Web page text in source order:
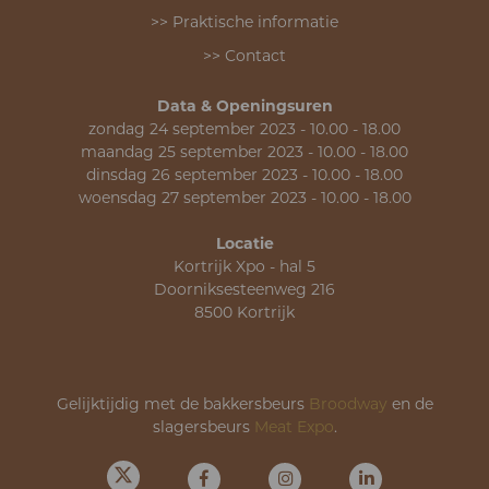
>> Praktische informatie
>> Contact
Data & Openingsuren
zondag 24 september 2023 - 10.00 - 18.00
maandag 25 september 2023 - 10.00 - 18.00
dinsdag 26 september 2023 - 10.00 - 18.00
woensdag 27 september 2023 - 10.00 - 18.00
Locatie
Kortrijk Xpo - hal 5
Doorniksesteenweg 216
8500 Kortrijk
Gelijktijdig met de bakkersbeurs Broodway en de
slagersbeurs Meat Expo.